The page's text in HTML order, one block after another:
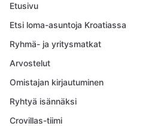
Etusivu
Etsi loma-asuntoja Kroatiassa
Ryhmä- ja yritysmatkat
Arvostelut
Omistajan kirjautuminen
Ryhtyä isännäksi
Crovillas-tiimi